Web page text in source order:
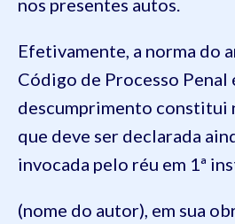
Efetivamente, a norma do
Código de Processo Penal
descumprimento constitui
que deve ser declarada
invocada pelo réu em 1ª
(nome do autor), em sua